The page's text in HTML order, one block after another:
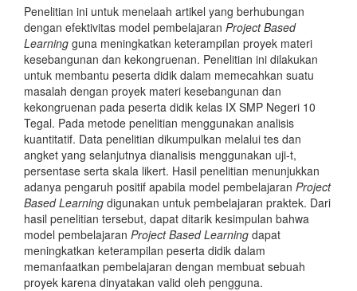
Penelitian ini untuk menelaah artikel yang berhubungan
dengan efektivitas model pembelajaran Project Based
Learning guna meningkatkan keterampilan proyek materi
kesebangunan dan kekongruenan. Penelitian ini dilakukan
untuk membantu peserta didik dalam memecahkan suatu
masalah dengan proyek materi kesebangunan dan
kekongruenan pada peserta didik kelas IX SMP Negeri 10
Tegal. Pada metode penelitian menggunakan analisis
kuantitatif. Data penelitian dikumpulkan melalui tes dan
angket yang selanjutnya dianalisis menggunakan uji-t,
persentase serta skala likert. Hasil penelitian menunjukkan
adanya pengaruh positif apabila model pembelajaran Project
Based Learning digunakan untuk pembelajaran praktek. Dari
hasil penelitian tersebut, dapat ditarik kesimpulan bahwa
model pembelajaran Project Based Learning dapat
meningkatkan keterampilan peserta didik dalam
memanfaatkan pembelajaran dengan membuat sebuah
proyek karena dinyatakan valid oleh pengguna.